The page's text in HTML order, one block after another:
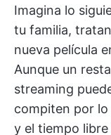
Imagina lo
tu familia,
nueva película
Aunque un
streaming
compiten por lo
y el tiempo